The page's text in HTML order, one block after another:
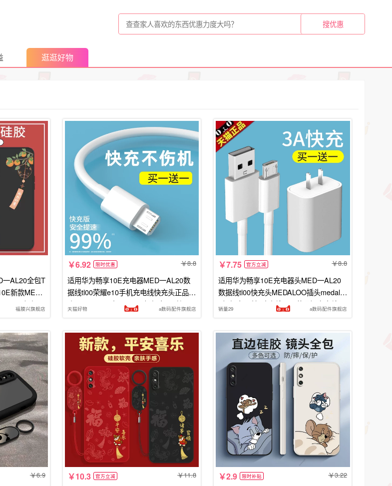
逛逛好物
一AL20全包T
新款MEDA
畅想A
福膜兴旗舰店
6.92 限时优惠 8.8
适用华为畅享10E充电器MED一AL20数
据线tl00荣耀e10手机充电线快充头正品插
头MEDALOO冲medal00畅想十usb接口
天猫好物 a数码配件旗舰店
7.75 官方立减 8.8
适用华为畅享10E充电器头MED一AL20
数据线tl00快充头MEDALOO插头medal0
0畅想十e手机冲电线原正装品短安卓线
销量29 a数码配件旗舰店
6.9 10.3 官方立减 11.8 2.9 限时补贴 3.22